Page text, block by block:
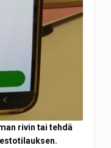
rivin tai tehdä